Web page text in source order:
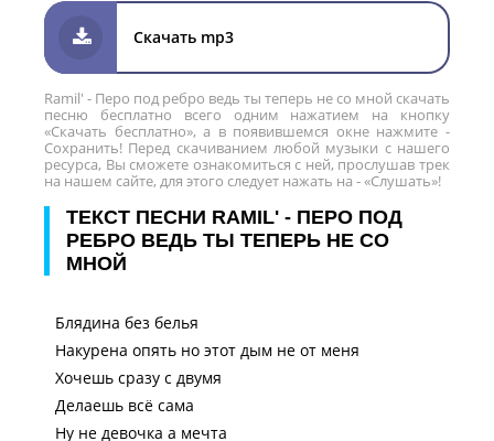
Скачать mp3
Ramil' - Перо под ребро ведь ты теперь не со мной скачать
песню бесплатно всего одним нажатием на кнопку
«Скачать бесплатно», а в появившемся окне нажмите -
Сохранить! Перед скачиванием любой музыки с нашего
ресурса, Вы сможете ознакомиться с ней, прослушав трек
на нашем сайте, для этого следует нажать на - «Слушать»!
ТЕКСТ ПЕСНИ RAMIL' - ПЕРО ПОД
РЕБРО ВЕДЬ ТЫ ТЕПЕРЬ НЕ СО
МНОЙ
Блядина без белья
Накурена опять но этот дым не от меня
Хочешь сразу с двумя
Делаешь всё сама
Ну не девочка а мечта